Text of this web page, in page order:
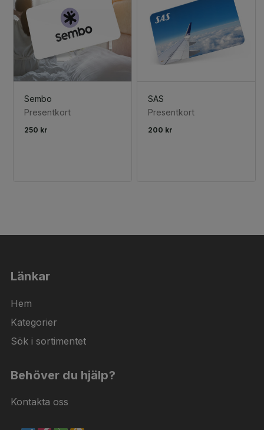
Sembo
Presentkort
250 kr
SAS
Presentkort
200 kr
Länkar
Hem
Kategorier
Sök i sortimentet
Behöver du hjälp?
Kontakta oss